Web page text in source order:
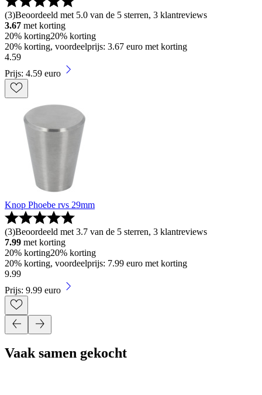
(3)Beoordeeld met 5.0 van de 5 sterren, 3 klantreviews
3.67 met korting
20% korting20% korting
20% korting, voordeelprijs: 3.67 euro met korting
4.59
Prijs: 4.59 euro
Knop Phoebe rvs 29mm
(3)Beoordeeld met 3.7 van de 5 sterren, 3 klantreviews
7.99 met korting
20% korting20% korting
20% korting, voordeelprijs: 7.99 euro met korting
9.99
Prijs: 9.99 euro
Vaak samen gekocht